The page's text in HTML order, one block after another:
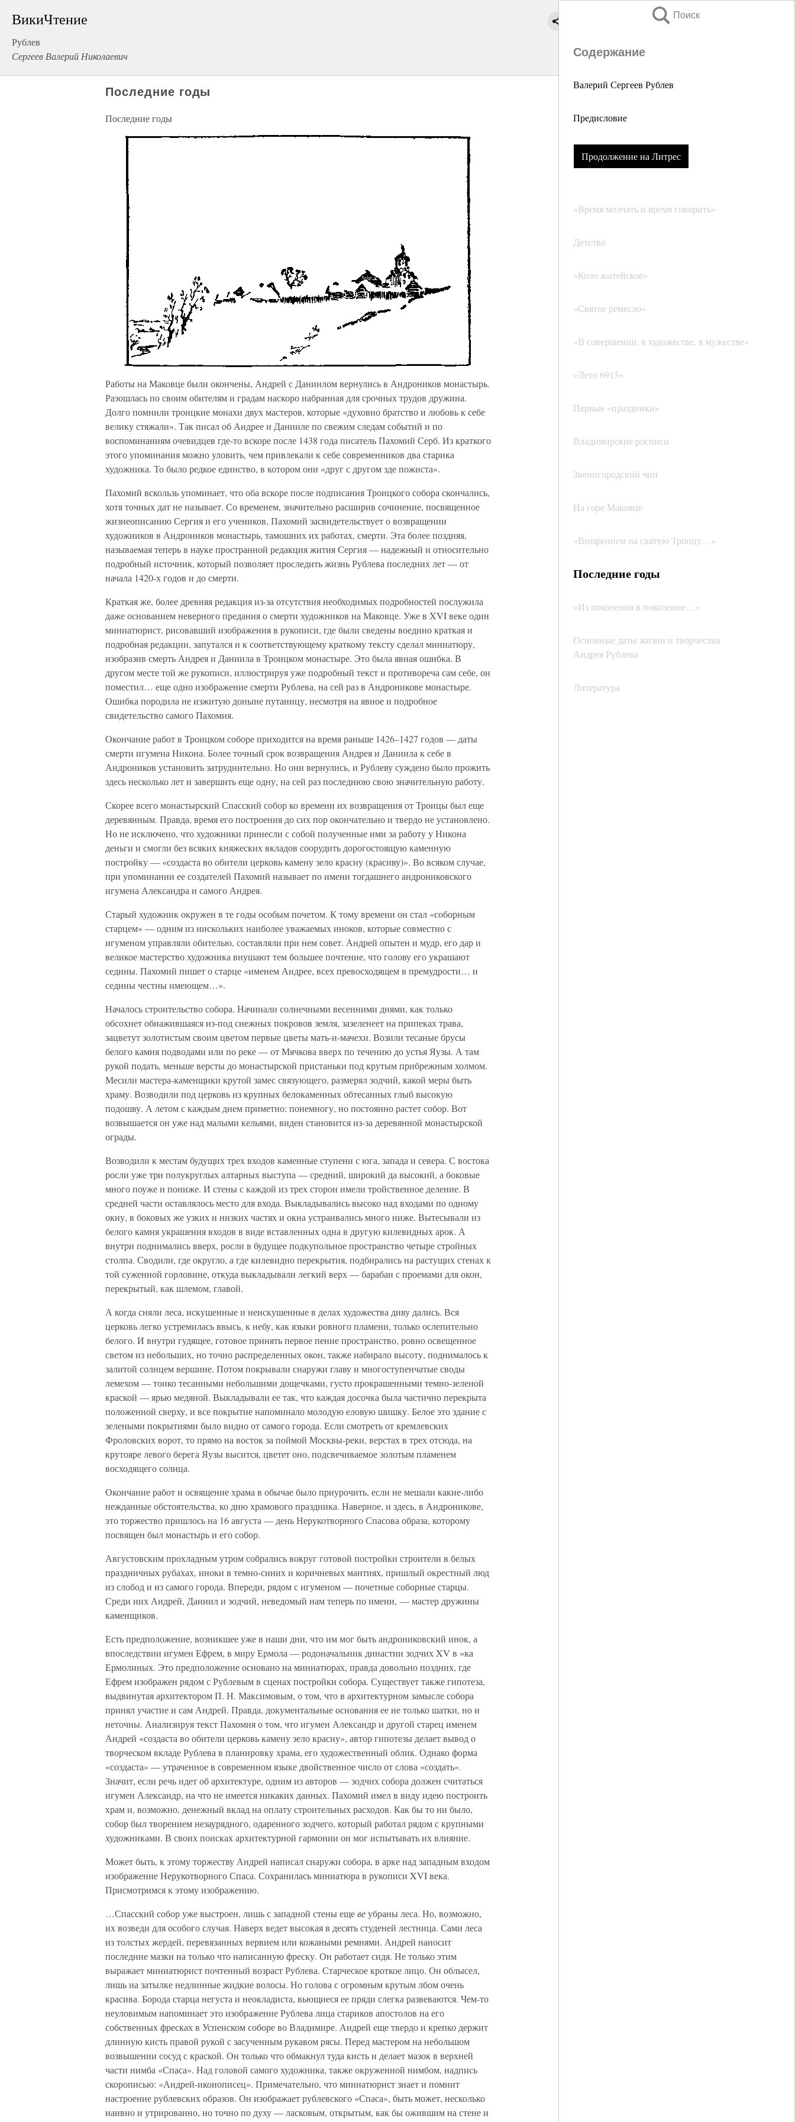
ВикиЧтение
Рублев
Сергеев Валерий Николаевич
Поиск
Содержание
Валерий Сергеев Рублев
Предисловие
Продолжение на Литрес
«Время молчать и время говорить»
Детство
«Коло житейское»
«Святое ремесло»
«В совершении, в художестве, в мужестве»
«Лето 6913»
Первые «праздники»
Владимирские росписи
Звенигородский чин
На горе Маковце
«Воззрением на святую Троицу…»
Последние годы
«Из поколения в поколение…»
Основные даты жизни и творчества
Андрея Рублева
Литература
Последние годы
Последние годы
Работы на Маковце были окончены, Андрей с Даниилом вернулись в Андроников монастырь.
Разошлась по своим обителям и градам наскоро набранная для срочных трудов дружина.
Долго помнили троицкие монахи двух мастеров, которые «духовно братство и любовь к себе
велику стяжали». Так писал об Андрее и Данииле по свежим следам событий и по
воспоминаниям очевидцев где-то вскоре после 1438 года писатель Пахомий Серб. Из краткого
этого упоминания можно уловить, чем привлекали к себе современников два старика
художника. То было редкое единство, в котором они «друг с другом зде пожиста».
Пахомий вскользь упоминает, что оба вскоре после подписания Троицкого собора скончались,
хотя точных дат не называет. Со временем, значительно расширив сочинение, посвященное
жизнеописанию Сергия и его учеников, Пахомий засвидетельствует о возвращении
художников в Андроников монастырь, тамошних их работах, смерти. Эта более поздняя,
называемая теперь в науке пространной редакция жития Сергия — надежный и относительно
подробный источник, который позволяет проследить жизнь Рублева последних лет — от
начала 1420-х годов и до смерти.
Краткая же, более древняя редакция из-за отсутствия необходимых подробностей послужила
даже основанием неверного предания о смерти художников на Маковце. Уже в XVI веке один
миниатюрист, рисовавший изображения в рукописи, где были сведены воедино краткая и
подробная редакции, запутался и к соответствующему краткому тексту сделал миниатюру,
изобразив смерть Андрея и Даниила в Троицком монастыре. Это была явная ошибка. В
другом месте той же рукописи, иллюстрируя уже подробный текст и противореча сам себе, он
поместил… еще одно изображение смерти Рублева, на сей раз в Андроникове монастыре.
Ошибка породила не изжитую доныне путаницу, несмотря на явное и подробное
свидетельство самого Пахомия.
Окончание работ в Троицком соборе приходится на время раньше 1426–1427 годов — даты
смерти игумена Никона. Более точный срок возвращения Андрея и Даниила к себе в
Андроников установить затруднительно. Но они вернулись, и Рублеву суждено было прожить
здесь несколько лет и завершить еще одну, на сей раз последнюю свою значительную работу.
Скорее всего монастырский Спасский собор ко времени их возвращения от Троицы был еще
деревянным. Правда, время его построения до сих пор окончательно и твердо не установлено.
Но не исключено, что художники принесли с собой полученные ими за работу у Никона
деньги и смогли без всяких княжеских вкладов соорудить дорогостоящую каменную
постройку — «создаста во обители церковь камену зело красну (красиву)». Во всяком случае,
при упоминании ее создателей Пахомий называет по имени тогдашнего андрониковского
игумена Александра и самого Андрея.
Старый художник окружен в те годы особым почетом. К тому времени он стал «соборным
старцем» — одним из нискольких наиболее уважаемых иноков, которые совместно с
игуменом управляли обителью, составляли при нем совет. Андрей опытен и мудр, его дар и
великое мастерство художника внушают тем большее почтение, что голову его украшают
седины. Пахомий пишет о старце «именем Андрее, всех превосходящем в премудрости… и
седины честны имеющем…».
Началось строительство собора. Начинали солнечными весенними днями, как только
обсохнет обнажившаяся из-под снежных покровов земля, зазеленеет на припеках трава,
зацветут золотистым своим цветом первые цветы мать-и-мачехи. Возили тесаные брусы
белого камня подводами или по реке — от Мячкова вверх по течению до устья Яузы. А там
рукой подать, меньше версты до монастырской пристаньки под крутым прибрежным холмом.
Месили мастера-каменщики крутой замес связующего, размерял зодчий, какой меры быть
храму. Возводили под церковь из крупных белокаменных обтесанных глыб высокую
подошву. А летом с каждым днем приметно: понемногу, но постоянно растет собор. Вот
возвышается он уже над малыми кельями, виден становится из-за деревянной монастырской
ограды.
Возводили к местам будущих трех входов каменные ступени с юга, запада и севера. С востока
росли уже три полукруглых алтарных выступа — средний, широкий да высокий, а боковые
много поуже и пониже. И стены с каждой из трех сторон имели тройственное деление. В
средней части оставлялось место для входа. Выкладывались высоко над входами по одному
окну, в боковых же узких и низких частях и окна устраивались много ниже. Вытесывали из
белого камня украшения входов в виде вставленных одна в другую килевидных арок. А
внутри поднимались вверх, росли в будущее подкупольное пространство четыре стройных
столпа. Сводили, где округло, а где килевидно перекрытия, подбирались на растущих стенах к
той суженной горловине, откуда выкладывали легкий верх — барабан с проемами для окон,
перекрытый, как шлемом, главой.
А когда сняли леса, искушенные и неискушенные в делах художества диву дались. Вся
церковь легко устремилась ввысь, к небу, как языки ровного пламени, только ослепительно
белого. И внутри гудящее, готовое принять первое пение пространство, ровно освещенное
светом из небольших, но точно распределенных окон, также набирало высоту, поднималось к
залитой солнцем вершине. Потом покрывали снаружи главу и многоступенчатые своды
лемехом — тонко тесанными небольшими дощечками, густо прокрашенными темно-зеленой
краской — ярью медяной. Выкладывали ее так, что каждая досочка была частично перекрыта
положенной сверху, и все покрытие напоминало молодую еловую шишку. Белое это здание с
зелеными покрытиями было видно от самого города. Если смотреть от кремлевских
Фроловских ворот, то прямо на восток за поймой Москвы-реки, верстах в трех отсюда, на
крутояре левого берега Яузы высится, цветет оно, подсвечиваемое золотым пламенем
восходящего солнца.
Окончание работ и освящение храма в обычае было приурочить, если не мешали какие-либо
нежданные обстоятельства, ко дню храмового праздника. Наверное, и здесь, в Андроникове,
это торжество пришлось на 16 августа — день Нерукотворного Спасова образа, которому
посвящен был монастырь и его собор.
Августовским прохладным утром собрались вокруг готовой постройки строители в белых
праздничных рубахах, иноки в темно-синих и коричневых мантиях, пришлый окрестный люд
из слобод и из самого города. Впереди, рядом с игуменом — почетные соборные старцы.
Среди них Андрей, Даниил и зодчий, неведомый нам теперь по имени, — мастер дружины
каменщиков.
Есть предположение, возникшее уже в наши дни, что им мог быть андрониковский инок, а
впоследствии игумен Ефрем, в миру Ермола — родоначальник династии зодчих XV в «ка
Ермолиных. Это предположение основано на миниатюрах, правда довольно поздних, где
Ефрем изображен рядом с Рублевым в сценах постройки собора. Существует также гипотеза,
выдвинутая архитектором П. Н. Максимовым, о том, что в архитектурном замысле собора
принял участие и сам Андрей. Правда, документальные основания ее не только шатки, но и
неточны. Анализируя текст Пахомия о том, что игумен Александр и другой старец именем
Андрей «создаста во обители церковь камену зело красну», автор гипотезы делает вывод о
творческом вкладе Рублева в планировку храма, его художественный облик. Однако форма
«создаста» — утраченное в современном языке двойственное число от слова «создать».
Значит, если речь идет об архитектуре, одним из авторов — зодчих собора должен считаться
игумен Александр, на что не имеется никаких данных. Пахомий имел в виду идею построить
храм и, возможно, денежный вклад на оплату строительных расходов. Как бы то ни было,
собор был творением незаурядного, одаренного зодчего, который работал рядом с крупными
художниками. В своих поисках архитектурной гармонии он мог испытывать их влияние.
Может быть, к этому торжеству Андрей написал снаружи собора, в арке над западным входом
изображение Нерукотворного Спаса. Сохранилась миниатюра в рукописи XVI века.
Присмотримся к этому изображению.
…Спасский собор уже выстроен, лишь с западной стены ещевеубраны леса. Но, возможно,
их возведи для особого случая. Наверх ведет высокая в десять студеней лестница. Сами леса
из толстых жердей, перевязанных вервием или кожаными ремнями. Андрей наносит
последние мазки на только что написанную фреску. Он работает сидя. Не только этим
выражает миниатюрист почтенный возраст Рублева. Старческое кроткое лицо. Он облысел,
лишь на затылке недлинные жидкие волосы. Но голова с огромным крутым лбом очень
красива. Борода старца негуста и неокладиста, вьющиеся ее пряди слегка развеваются. Чем-то
неуловимым напоминает это изображение Рублева лица стариков апостолов на его
собственных фресках в Успенском соборе во Владимире. Андрей еще твердо и крепко держит
длинную кисть правой рукой с засученным рукавом рясы. Перед мастером на небольшом
возвышении сосуд с краской. Он только что обмакнул туда кисть и делает мазок в верхней
части нимба «Спаса». Над головой самого художника, также окруженной нимбом, надпись
скорописью: «Андрей-иконописец». Примечательно, что миниатюрист знает и помнит
настроение рублевских образов. Он изображает рублевского «Спаса», быть может, несколько
наивно и утрированно, но точно по духу — ласковым, открытым, как бы ожившим на стене и